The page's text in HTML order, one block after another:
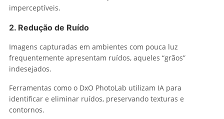
imperceptíveis.
2. Redução de Ruído
Imagens capturadas em ambientes com pouca luz
frequentemente apresentam ruídos, aqueles “grãos”
indesejados.
Ferramentas como o DxO PhotoLab utilizam IA para
identificar e eliminar ruídos, preservando texturas e
contornos.